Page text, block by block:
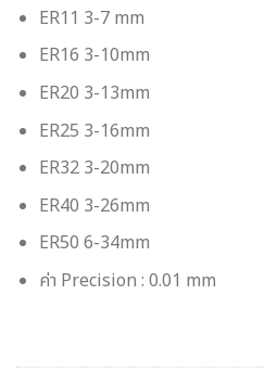
ER11 3-7 mm
ER16 3-10mm
ER20 3-13mm
ER25 3-16mm
ER32 3-20mm
ER40 3-26mm
ER50 6-34mm
ค่า Precision : 0.01 mm